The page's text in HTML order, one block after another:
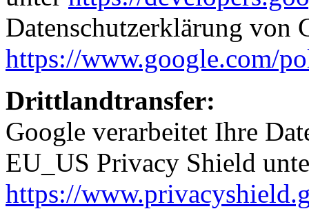
Datenschutzerklärung von
https://www.google.com/
Drittlandtransfer:
Google verarbeitet Ihre
EU_US Privacy Shield
https://